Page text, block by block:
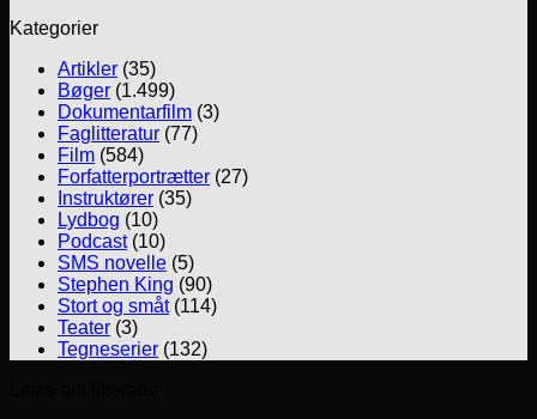
Kategorier
Artikler (35)
Bøger (1.499)
Dokumentarfilm (3)
Faglitteratur (77)
Film (584)
Forfatterportrætter (27)
Instruktører (35)
Lydbog (10)
Podcast(10)
SMS novelle (5)
Stephen King (90)
Stort og småt(114)
Teater (3)
Tegneserier (132)